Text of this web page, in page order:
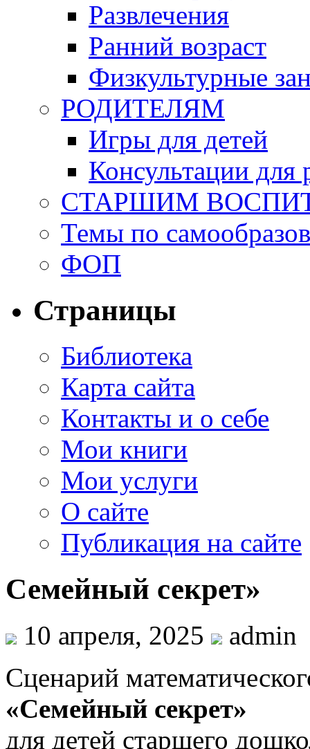
Развлечения
Ранний возраст
Физкультурные
РОДИТЕЛЯМ
Игры для детей
Консультации для
СТАРШИМ
Темы по
ФОП
Страницы
Библиотека
Карта сайта
Контакты и о себе
Мои книги
Мои услуги
О сайте
Публикация на сайте
Семейный секрет»
10 апреля, 2025
admin
Сценарий
«Семейный секрет»
для детей старшего